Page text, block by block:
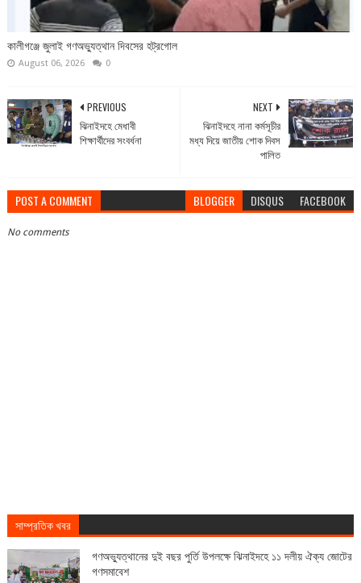
কালীগঞ্জে জুলাই গণঅভ্যুত্থান দিবসের হট্রগোল
August 06, 2026 0
NEXT
ঝিনাইদহে নানা কর্মসূচীর
মধ্য দিয়ে জাতীয় শোক দিবস
পালিত
PREVIOUS
ঝিনাইদহে মেধাবী
শিক্ষার্থীদের সংবর্ধনা
POST A COMMENT BLOGGER DISQUS FACEBOOK
No comments
সাম্প্রতিক খবর
গণঅভ্যুত্থানের দুই বছর পুর্তি উপলক্ষে ঝিনাইদহে ১১ দলীয় ঐক্য জোটের
গণসমাবেশ